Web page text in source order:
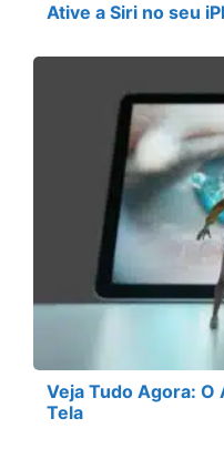
Ative a Siri no seu
Veja Tudo Agora: O
Tela